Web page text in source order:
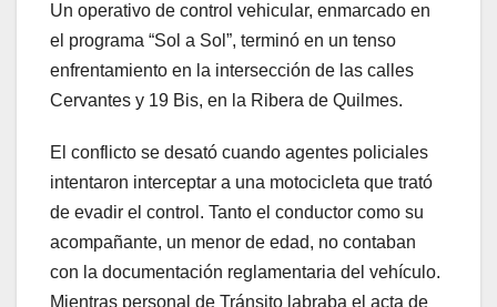
Un operativo de control vehicular, enmarcado en
el programa “Sol a Sol”, terminó en un tenso
enfrentamiento en la intersección de las calles
Cervantes y 19 Bis, en la Ribera de Quilmes.
El conflicto se desató cuando agentes policiales
intentaron interceptar a una motocicleta que trató
de evadir el control. Tanto el conductor como su
acompañante, un menor de edad, no contaban
con la documentación reglamentaria del vehículo.
Mientras personal de Tránsito labraba el acta de